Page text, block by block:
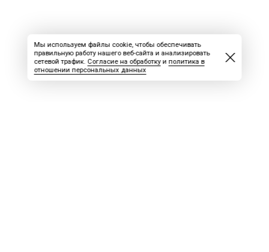
Мы используем файлы cookie, чтобы обеспечивать
правильную работу нашего веб-сайта и анализировать
сетевой трафик. Согласие на обработкуи политика в
отношении персональных данных